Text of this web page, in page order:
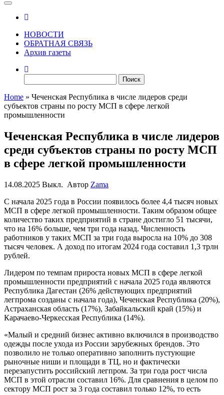
НОВОСТИ
ОБРАТНАЯ СВЯЗЬ
Архив газеты
Home » Чеченская Республика в числе лидеров среди
субъектов страны по росту МСП в сфере легкой
промышленности
Чеченская Республика в числе лидеров
среди субъектов страны по росту МСП
в сфере легкой промышленности
14.08.2025 Выкл. Автор Zama
С начала 2025 года в России появилось более 4,4 тысяч новых
МСП в сфере легкой промышленности. Таким образом общее
количество таких предприятий в стране достигло 51 тысячи,
что на 16% больше, чем три года назад. Численность
работников у таких МСП за три года выросла на 10% до 308
тысяч человек. А доход по итогам 2024 года составил 1,3 трлн
рублей.
Лидером по темпам прироста новых МСП в сфере легкой
промышленности предприятий с начала 2025 года являются
Республика Дагестан (26% действующих предприятий
легпрома созданы с начала года), Чеченская Республика (20%),
Астраханская область (17%), Забайкальский край (15%) и
Карачаево-Черкесская Республика (14%).
«Малый и средний бизнес активно включился в производство
одежды после ухода из России зарубежных брендов. Это
позволило не только оперативно заполнить пустующие
рыночные ниши и площади в ТЦ, но и фактически
перезапустить российский легпром. За три года рост числа
МСП в этой отрасли составил 16%. Для сравнения в целом по
сектору МСП рост за 3 года составил только 12%, то есть